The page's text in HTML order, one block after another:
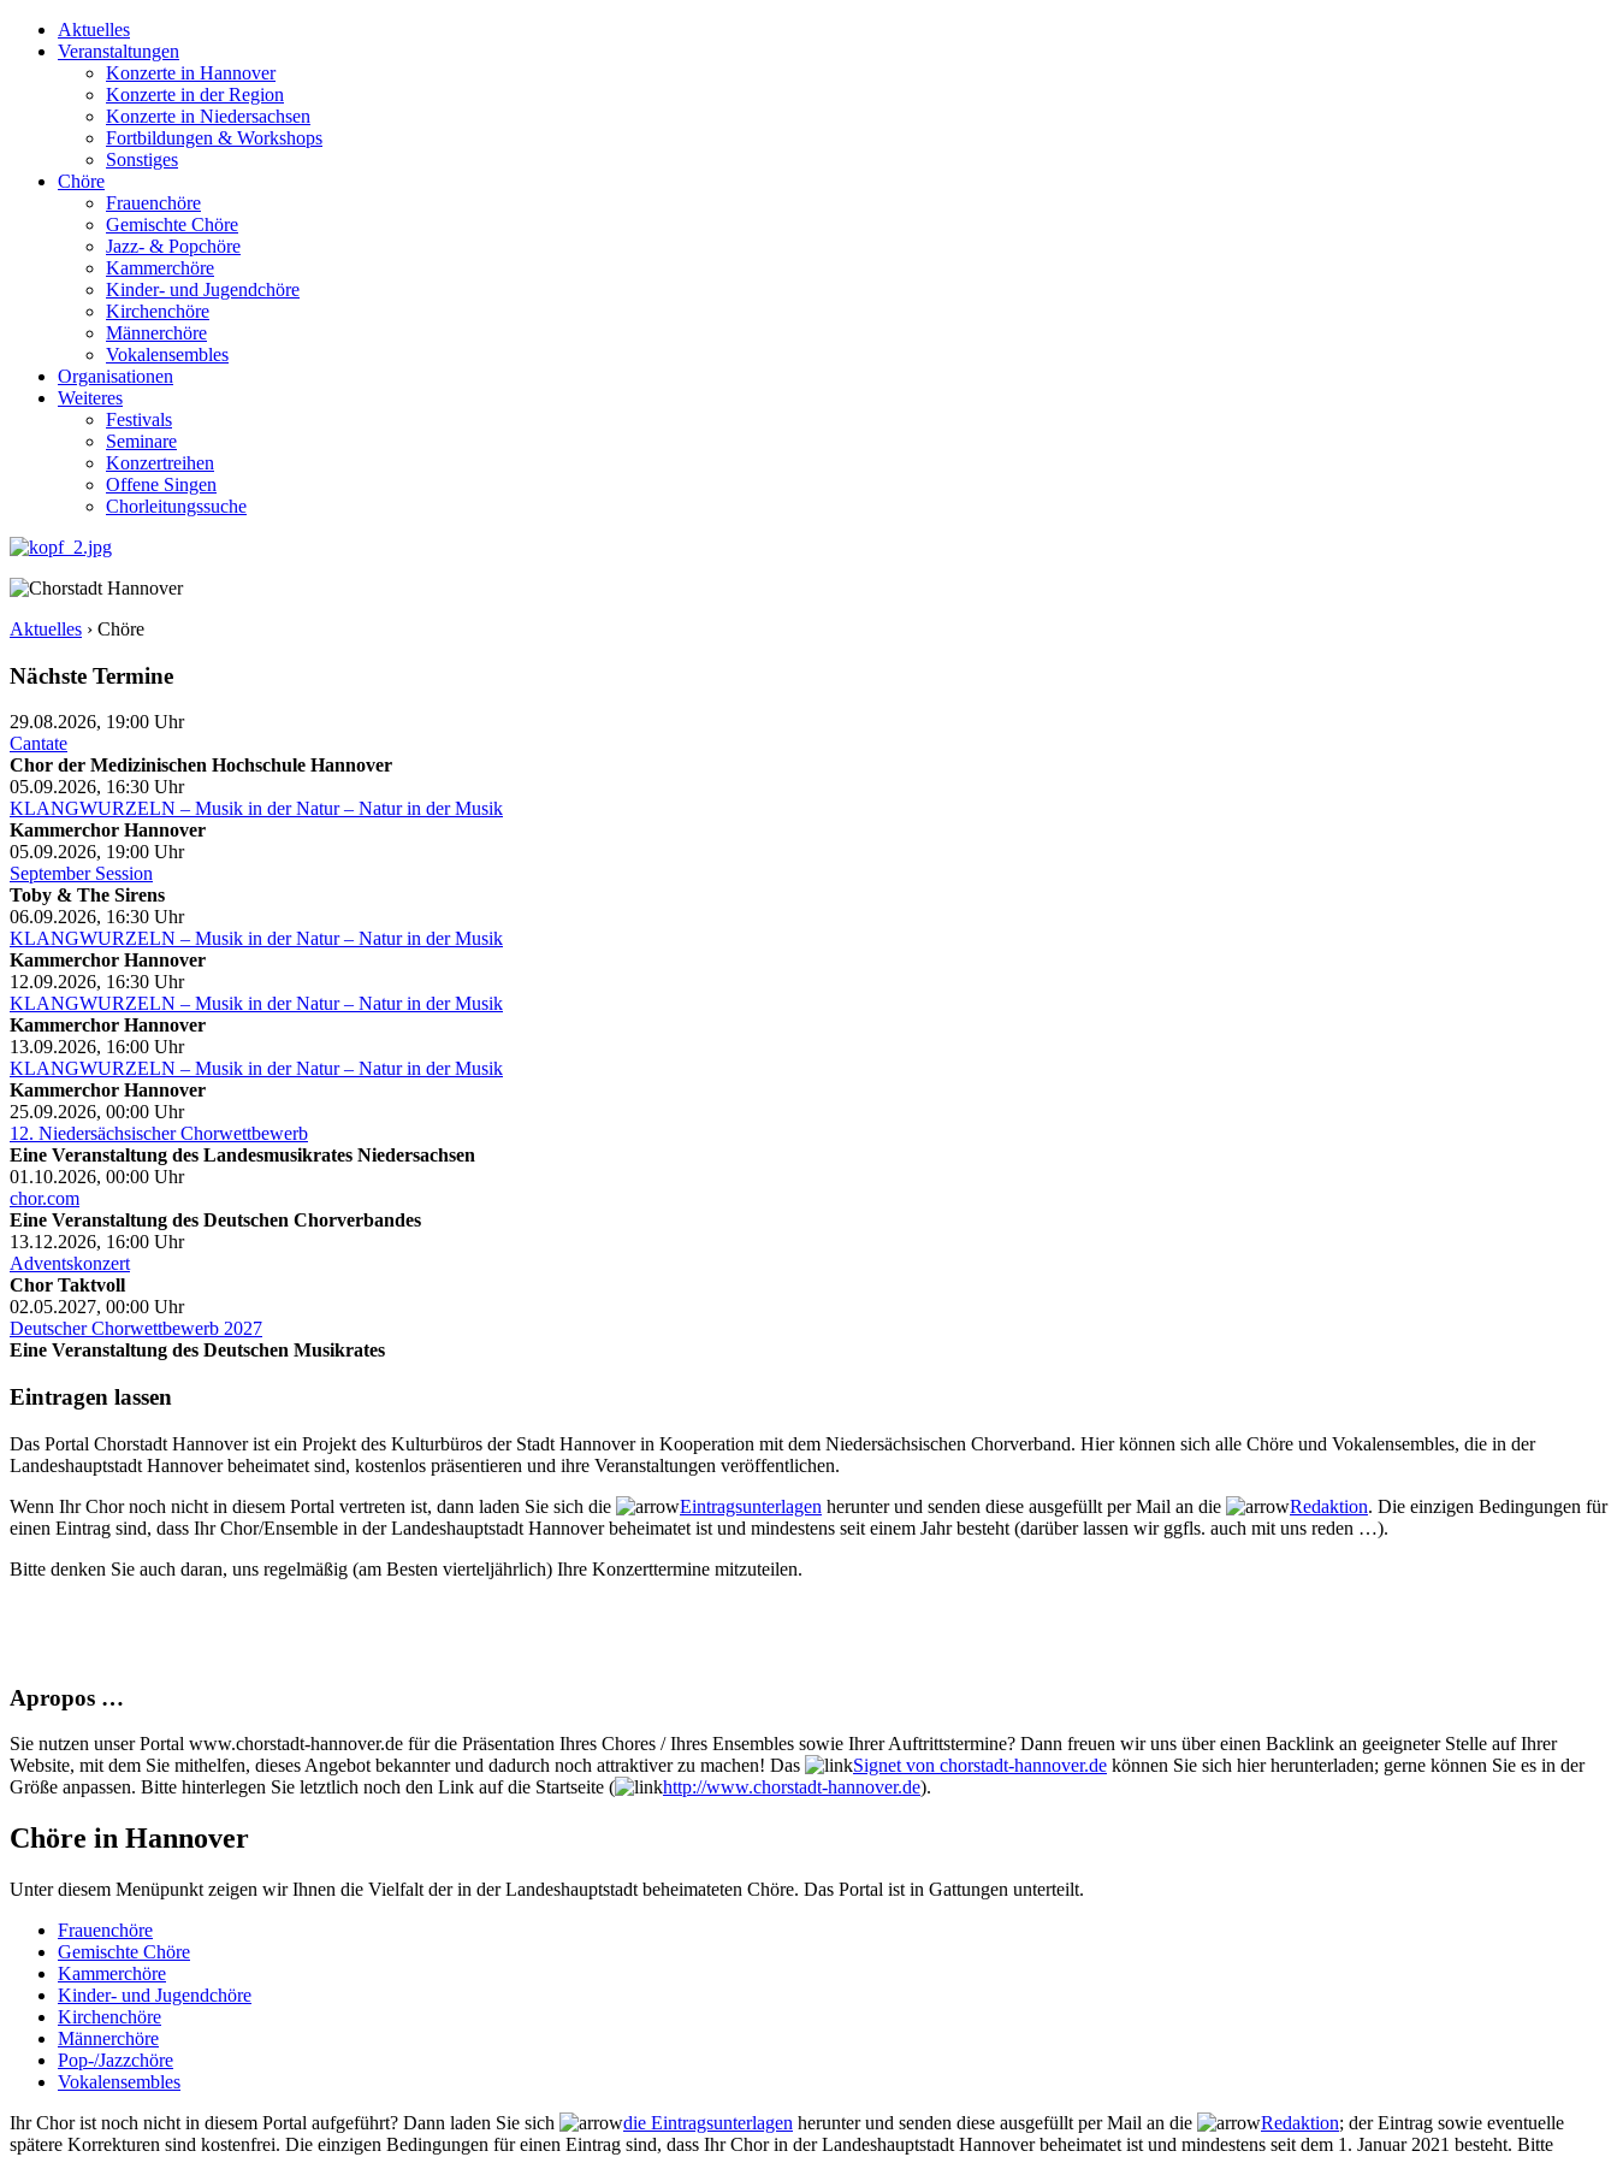
Aktuelles
Veranstaltungen
Konzerte in Hannover
Konzerte in der Region
Konzerte in Niedersachsen
Fortbildungen & Workshops
Sonstiges
Chöre
Frauenchöre
Gemischte Chöre
Jazz- & Popchöre
Kammerchöre
Kinder- und Jugendchöre
Kirchenchöre
Männerchöre
Vokalensembles
Organisationen
Weiteres
Festivals
Seminare
Konzertreihen
Offene Singen
Chorleitungssuche
Aktuelles › Chöre
Nächste Termine
29.08.2026, 19:00 Uhr
Cantate
Chor der Medizinischen Hochschule Hannover
05.09.2026, 16:30 Uhr
KLANGWURZELN – Musik in der Natur – Natur in der Musik
Kammerchor Hannover
05.09.2026, 19:00 Uhr
September Session
Toby & The Sirens
06.09.2026, 16:30 Uhr
KLANGWURZELN – Musik in der Natur – Natur in der Musik
Kammerchor Hannover
12.09.2026, 16:30 Uhr
KLANGWURZELN – Musik in der Natur – Natur in der Musik
Kammerchor Hannover
13.09.2026, 16:00 Uhr
KLANGWURZELN – Musik in der Natur – Natur in der Musik
Kammerchor Hannover
25.09.2026, 00:00 Uhr
12. Niedersächsischer Chorwettbewerb
Eine Veranstaltung des Landesmusikrates Niedersachsen
01.10.2026, 00:00 Uhr
chor.com
Eine Veranstaltung des Deutschen Chorverbandes
13.12.2026, 16:00 Uhr
Adventskonzert
Chor Taktvoll
02.05.2027, 00:00 Uhr
Deutscher Chorwettbewerb 2027
Eine Veranstaltung des Deutschen Musikrates
Eintragen lassen
Das Portal Chorstadt Hannover ist ein Projekt des Kulturbüros der Stadt Hannover in Kooperation mit dem Niedersächsischen Chorverband. Hier können sich alle Chöre und Vokalensembles, die in der
Landeshauptstadt Hannover beheimatet sind, kostenlos präsentieren und ihre Veranstaltungen veröffentlichen.
Wenn Ihr Chor noch nicht in diesem Portal vertreten ist, dann laden Sie sich die
Eintragsunterlagen herunter und senden diese ausgefüllt per Mail an die Redaktion. Die einzigen Bedingungen für
einen Eintrag sind, dass Ihr Chor/Ensemble in der Landeshauptstadt Hannover beheimatet ist und mindestens seit einem Jahr besteht (darüber lassen wir ggfls. auch mit uns reden …).
Bitte denken Sie auch daran, uns regelmäßig (am Besten vierteljährlich) Ihre Konzerttermine mitzuteilen.
Apropos …
Sie nutzen unser Portal www.chorstadt-hannover.de für die Präsentation Ihres Chores / Ihres Ensembles sowie Ihrer Auftrittstermine? Dann freuen wir uns über einen Backlink an geeigneter Stelle auf Ihrer
Website, mit dem Sie mithelfen, dieses Angebot bekannter und dadurch noch attraktiver zu machen! Das
Signet von chorstadt-hannover.de können Sie sich hier herunterladen; gerne können Sie es in der
Größe anpassen. Bitte hinterlegen Sie letztlich noch den Link auf die Startseite (
http://www.chorstadt-hannover.de).
Chöre in Hannover
Unter diesem Menüpunkt zeigen wir Ihnen die Vielfalt der in der Landeshauptstadt beheimateten Chöre. Das Portal ist in Gattungen unterteilt.
Frauenchöre
Gemischte Chöre
Kammerchöre
Kinder- und Jugendchöre
Kirchenchöre
Männerchöre
Pop-/Jazzchöre
Vokalensembles
Ihr Chor ist noch nicht in diesem Portal aufgeführt? Dann laden Sie sich
die Eintragsunterlagen herunter und senden diese ausgefüllt per Mail an die Redaktion; der Eintrag sowie eventuelle
spätere Korrekturen sind kostenfrei. Die einzigen Bedingungen für einen Eintrag sind, dass Ihr Chor in der Landeshauptstadt Hannover beheimatet ist und mindestens seit dem 1. Januar 2021 besteht. Bitte